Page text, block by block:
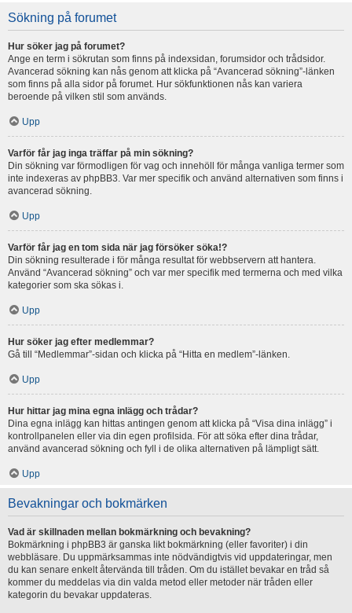
Sökning på forumet
Hur söker jag på forumet?
Ange en term i sökrutan som finns på indexsidan, forumsidor och trådsidor.
Avancerad sökning kan nås genom att klicka på “Avancerad sökning”-länken
som finns på alla sidor på forumet. Hur sökfunktionen nås kan variera
beroende på vilken stil som används.
Upp
Varför får jag inga träffar på min sökning?
Din sökning var förmodligen för vag och innehöll för många vanliga termer som
inte indexeras av phpBB3. Var mer specifik och använd alternativen som finns i
avancerad sökning.
Upp
Varför får jag en tom sida när jag försöker söka!?
Din sökning resulterade i för många resultat för webbservern att hantera.
Använd “Avancerad sökning” och var mer specifik med termerna och med vilka
kategorier som ska sökas i.
Upp
Hur söker jag efter medlemmar?
Gå till “Medlemmar”-sidan och klicka på “Hitta en medlem”-länken.
Upp
Hur hittar jag mina egna inlägg och trådar?
Dina egna inlägg kan hittas antingen genom att klicka på “Visa dina inlägg” i
kontrollpanelen eller via din egen profilsida. För att söka efter dina trådar,
använd avancerad sökning och fyll i de olika alternativen på lämpligt sätt.
Upp
Bevakningar och bokmärken
Vad är skillnaden mellan bokmärkning och bevakning?
Bokmärkning i phpBB3 är ganska likt bokmärkning (eller favoriter) i din
webbläsare. Du uppmärksammas inte nödvändigtvis vid uppdateringar, men
du kan senare enkelt återvända till tråden. Om du istället bevakar en tråd så
kommer du meddelas via din valda metod eller metoder när tråden eller
kategorin du bevakar uppdateras.